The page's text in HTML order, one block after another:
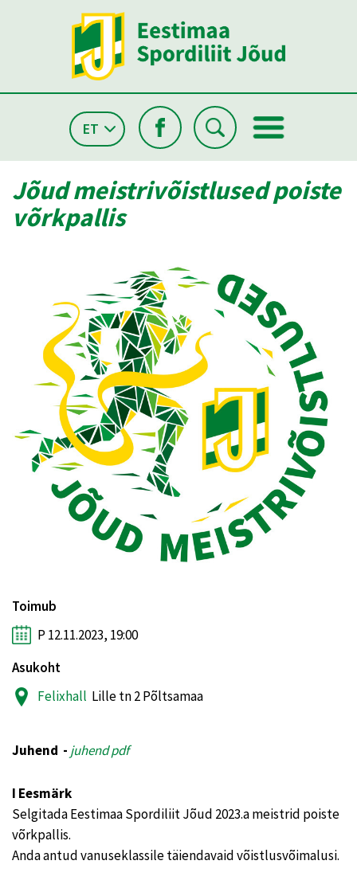
ET
Jõud meistrivõistlused poiste
võrkpallis
Toimub
P 12.11.2023, 19:00
Asukoht
Felixhall Lille tn 2 Põltsamaa
Juhend - juhend pdf
I Eesmärk
Selgitada Eestimaa Spordiliit Jõud 2023.a meistrid poiste
võrkpallis.
Anda antud vanuseklassile täiendavaid võistlusvõimalusi.